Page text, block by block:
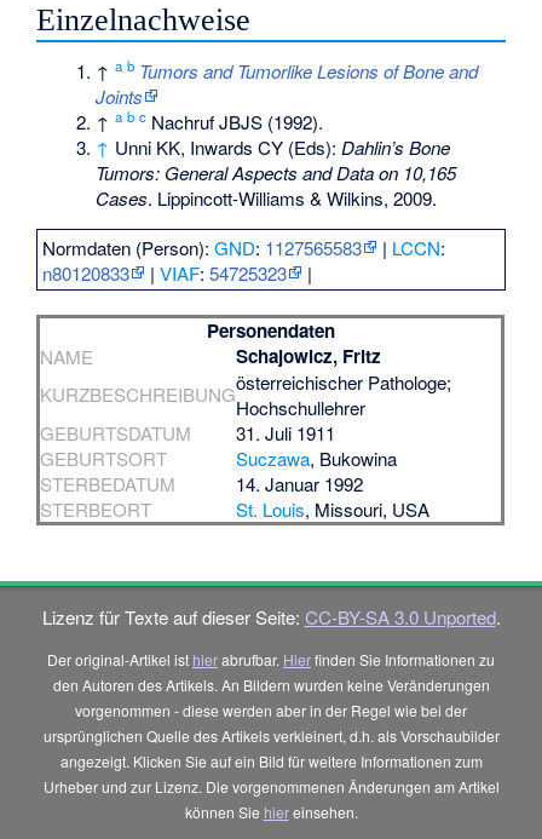
Einzelnachweise
↑a b Tumors and Tumorlike Lesions of Bone and
Joints
↑a b c Nachruf JBJS (1992).
↑ Unni KK, Inwards CY (Eds):Dahlin’s Bone
Tumors: General Aspects and Data on 10,165
Cases. Lippincott-Williams & Wilkins, 2009.
Normdaten (Person):GND: 1127565583 | LCCN:
n80120833
|VIAF:54725323 |
Personendaten
NAME Schajowicz, Fritz
KURZBESCHREIBUNGösterreichischer Pathologe;
Hochschullehrer
GEBURTSDATUM
31. Juli 1911
GEBURTSORT
Suczawa, Bukowina
STERBEDATUM
14. Januar 1992
STERBEORT
St. Louis, Missouri, USA
Lizenz für Texte auf dieser Seite: CC-BY-SA 3.0 Unported.
Der original-Artikel ist hierabrufbar. Hierfinden Sie Informationen zu
den Autoren des Artikels. An Bildern wurden keine Veränderungen
vorgenommen - diese werden aber in der Regel wie bei der
ursprünglichen Quelle des Artikels verkleinert, d.h. als Vorschaubilder
angezeigt. Klicken Sie auf ein Bild für weitere Informationen zum
Urheber und zur Lizenz. Die vorgenommenen Änderungen am Artikel
können Sie hiereinsehen.